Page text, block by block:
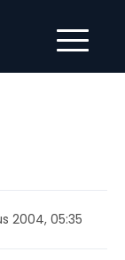
2004, 05:35